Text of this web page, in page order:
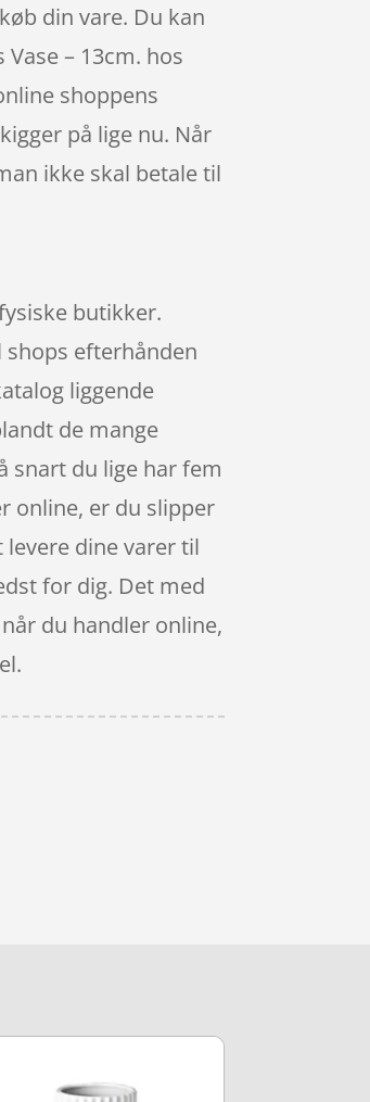
din vare. Du kan
– 13cm. hos
shoppens
på lige nu. Når
ikke skal betale til
butikker.
shops efterhånden
liggende
de mange
snart du lige har fem
online, er du slipper
dine varer til
for dig. Det med
du handler online,